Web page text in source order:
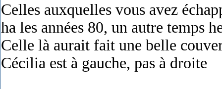
Celles auxquelles vous avez
ha les années 80, un autre temps
Celle là aurait fait une belle
Cécilia est à gauche, pas à droite